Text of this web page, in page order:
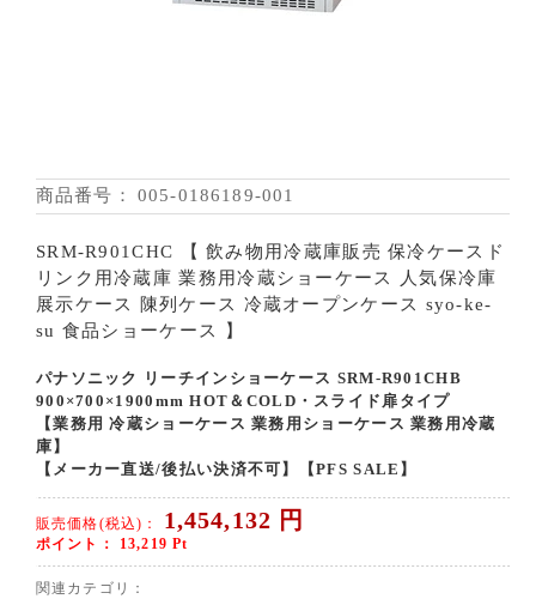
商品番号： 005-0186189-001
SRM-R901CHC 【 飲み物用冷蔵庫販売 保冷ケースド
リンク用冷蔵庫 業務用冷蔵ショーケース 人気保冷庫
展示ケース 陳列ケース 冷蔵オープンケース syo-ke-
su 食品ショーケース 】
パナソニック リーチインショーケース SRM-R901CHB
900×700×1900mm HOT＆COLD・スライド扉タイプ
【業務用 冷蔵ショーケース 業務用ショーケース 業務用冷蔵
庫】
【メーカー直送/後払い決済不可】【PFS SALE】
販売価格(税込)： 1,454,132 円
ポイント： 13,219 Pt
関連カテゴリ：